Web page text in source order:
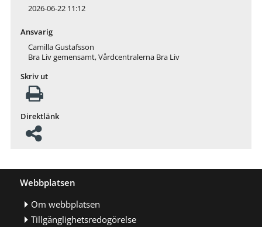
2026-06-22 11:12
Ansvarig
Camilla Gustafsson
Bra Liv gemensamt, Vårdcentralerna Bra Liv
Skriv ut
Direktlänk
Webbplatsen
Om webbplatsen
Tillgänglighetsredogörelse